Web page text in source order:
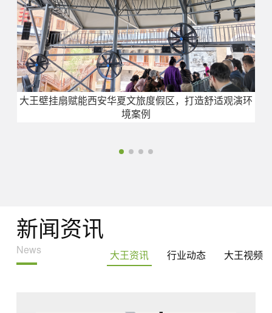
大王壁挂扇赋能西安华夏文旅度假区，打造舒适观演环
境案例
新闻资讯
News 大王资讯 行业动态 大王视频